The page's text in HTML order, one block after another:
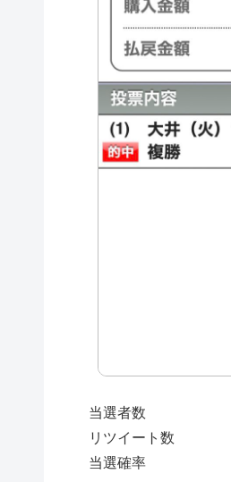
当選者数
リツイート数
当選確率